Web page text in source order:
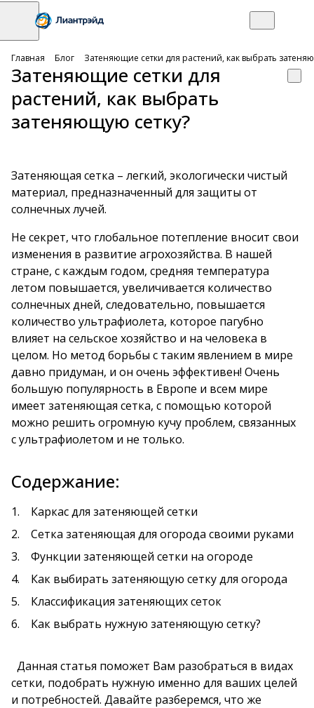
Главная Блог Затеняющие сетки для растений, как выбрать
Затеняющие сетки для
растений, как выбрать
затеняющую сетку?
Затеняющая сетка – легкий, экологически чистый
материал, предназначенный для защиты от
солнечных лучей.
Не секрет, что глобальное потепление вносит свои
изменения в развитие агрохозяйства. В нашей
стране, с каждым годом, средняя температура
летом повышается, увеличивается количество
солнечных дней, следовательно, повышается
количество ультрафиолета, которое пагубно
влияет на сельское хозяйство и на человека в
целом. Но метод борьбы с таким явлением в мире
давно придуман, и он очень эффективен! Очень
большую популярность в Европе и всем мире
имеет затеняющая сетка, с помощью которой
можно решить огромную кучу проблем, связанных
с ультрафиолетом и не только.
Содержание:
Каркас для затеняющей сетки
Сетка затеняющая для огорода своими руками
Функции затеняющей сетки на огороде
Как выбирать затеняющую сетку для огорода
Классификация затеняющих сеток
Как выбрать нужную затеняющую сетку?
Данная статья поможет Вам разобраться в видах
сетки, подобрать нужную именно для ваших целей
и потребностей. Давайте разберемся, что же